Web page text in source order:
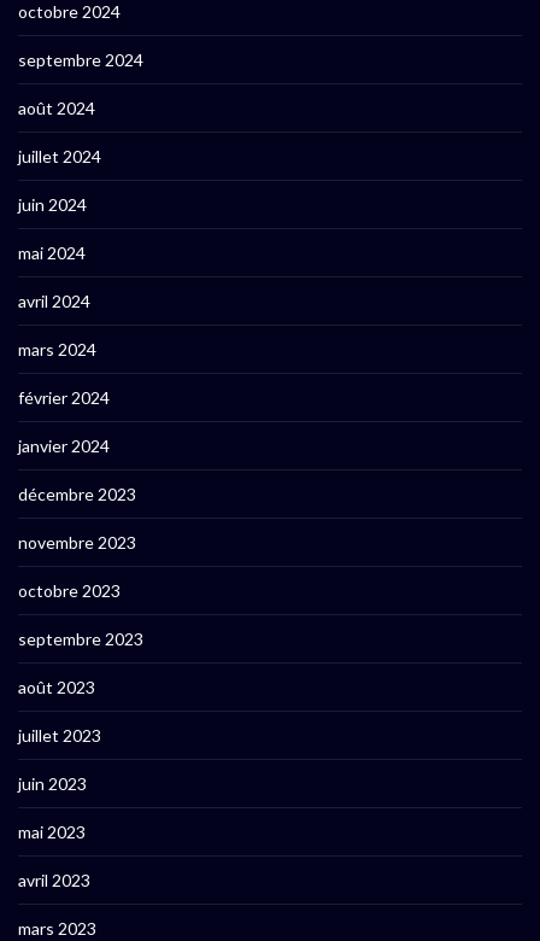
octobre 2024
septembre 2024
août 2024
juillet 2024
juin 2024
mai 2024
avril 2024
mars 2024
février 2024
janvier 2024
décembre 2023
novembre 2023
octobre 2023
septembre 2023
août 2023
juillet 2023
juin 2023
mai 2023
avril 2023
mars 2023